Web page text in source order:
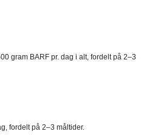
gram BARF pr. dag i alt, fordelt på 2–3
fordelt på 2–3 måltider.